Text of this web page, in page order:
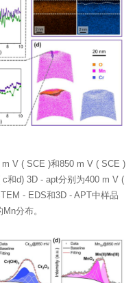
V ( SCE )和850 m V ( SCE )
和d) 3D - apt分别为400 m V (
- EDS和3D - APT中样品
分布。